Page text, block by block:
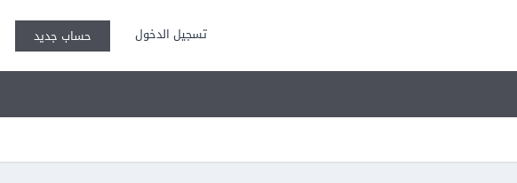
تسجيل الدخول حساب جديد